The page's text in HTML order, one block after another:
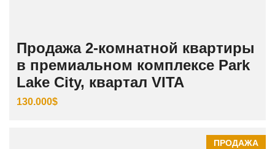
Продажа 2-комнатной квартиры
в премиальном комплексе Park
Lake City, квартал VITA
130.000$
ПРОДАЖА